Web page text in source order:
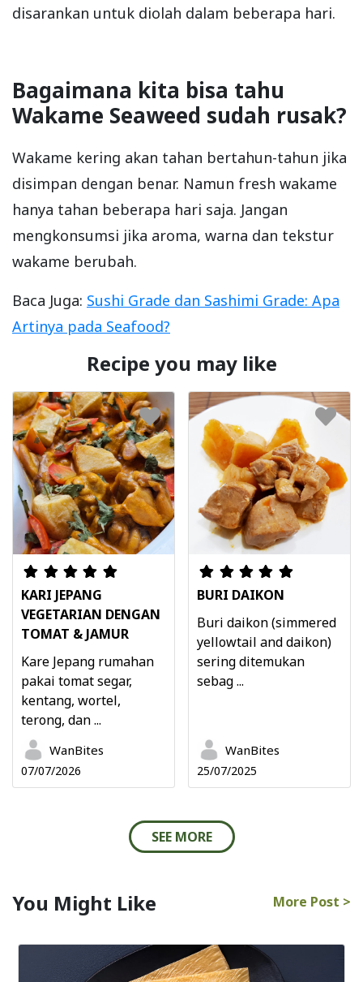
disarankan untuk diolah dalam beberapa hari.
Bagaimana kita bisa tahu
Wakame Seaweed sudah rusak?
Wakame kering akan tahan bertahun-tahun jika
disimpan dengan benar. Namun fresh wakame
hanya tahan beberapa hari saja. Jangan
mengkonsumsi jika aroma, warna dan tekstur
wakame berubah.
Baca Juga: Sushi Grade dan Sashimi Grade: Apa
Artinya pada Seafood?
Recipe you may like
KARI JEPANG
VEGETARIAN DENGAN
TOMAT & JAMUR
Kare Jepang rumahan
pakai tomat segar,
kentang, wortel,
terong, dan ...
WanBites
07/07/2026
BURI DAIKON
Buri daikon (simmered
yellowtail and daikon)
sering ditemukan
sebag ...
WanBites
25/07/2025
SEE MORE
You Might Like More Post >